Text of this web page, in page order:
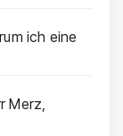
ich eine
Merz,